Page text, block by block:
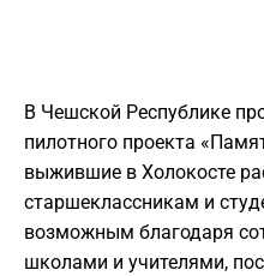
В Чешской Республике
пилотного проекта
выжившие в Холокосте
старшеклассникам и
возможным благодаря
школами и учителями,